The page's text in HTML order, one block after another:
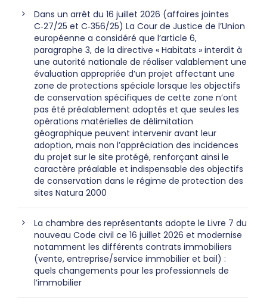
Dans un arrêt du 16 juillet 2026 (affaires jointes
C‑27/25 et C‑356/25) La Cour de Justice de l’Union
européenne a considéré que l’article 6,
paragraphe 3, de la directive « Habitats » interdit à
une autorité nationale de réaliser valablement une
évaluation appropriée d’un projet affectant une
zone de protections spéciale lorsque les objectifs
de conservation spécifiques de cette zone n’ont
pas été préalablement adoptés et que seules les
opérations matérielles de délimitation
géographique peuvent intervenir avant leur
adoption, mais non l’appréciation des incidences
du projet sur le site protégé, renforçant ainsi le
caractère préalable et indispensable des objectifs
de conservation dans le régime de protection des
sites Natura 2000
La chambre des représentants adopte le Livre 7 du
nouveau Code civil ce 16 juillet 2026 et modernise
notamment les différents contrats immobiliers
(vente, entreprise/service immobilier et bail) :
quels changements pour les professionnels de
l’immobilier